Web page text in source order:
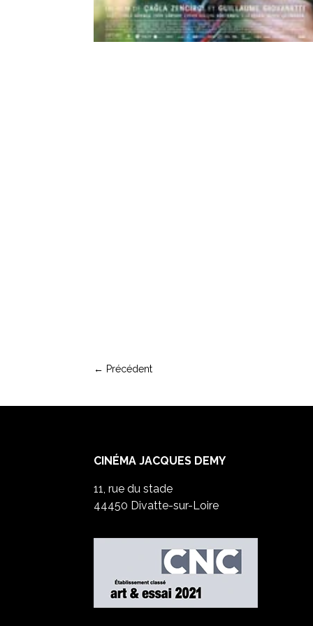
← Précédent
CINÉMA JACQUES DEMY
11, rue du stade
44450 Divatte-sur-Loire